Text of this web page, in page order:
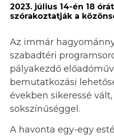
2023. július 14-én 18
szórakoztatják a
Az immár
szabadtéri
pályakezdő
bemutatkozási
években sikeressé
sokszínűséggel.
A havonta egy-egy